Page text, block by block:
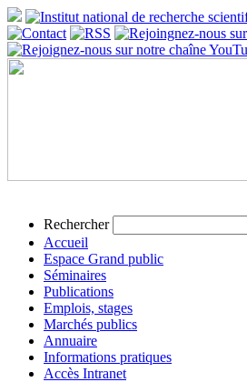
Rechercher
Accueil
Espace Grand public
Séminaires
Publications
Emplois, stages
Marchés publics
Annuaire
Informations pratiques
Accès Intranet